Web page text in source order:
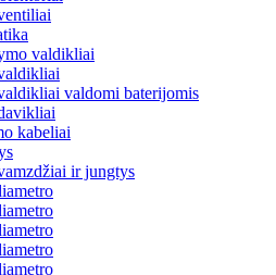
valdikliai
valdomi baterijomis
kabeliai
ir jungtys